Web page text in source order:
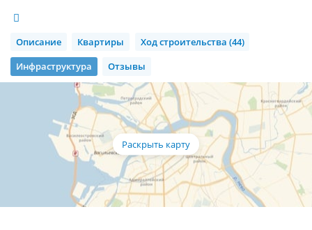
Описание Квартиры
Ход строительства (44)
Инфраструктура
Отзывы